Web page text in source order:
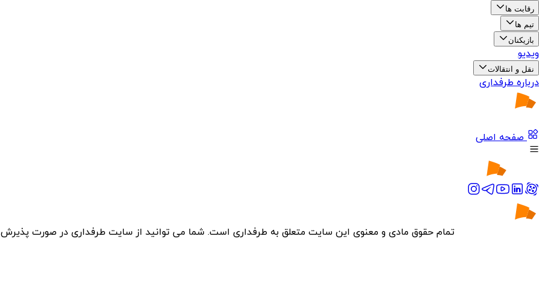
رقابت ها
تیم ها
بازیکنان
ویدیو
نقل و انتقالات
درباره طرفداری
صفحه اصلی
تمام حقوق مادی و معنوی این سایت متعلق به طرفداری است. شما می توانید از سایت طرفداری در صورت پذیرش